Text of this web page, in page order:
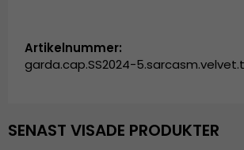
Artikelnummer:
garda.cap.SS2024-
SENAST VISADE PRODUKTER